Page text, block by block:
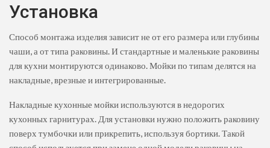
Установка
Способ монтажа изделия зависит не от его размера или глубины
чаши, а от типа раковины. И стандартные и маленькие раковины
для кухни монтируются одинаково. Мойки по типам делятся на
накладные, врезные и интегрированные.
Накладные кухонные мойки используются в недорогих
кухонных гарнитурах. Для установки нужно положить раковину
поверх тумбочки или прикрепить, используя бортики. Такой